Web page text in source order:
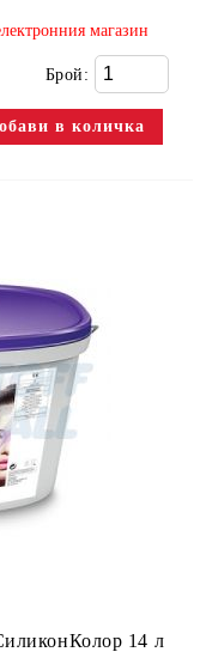
магазин
Брой:
14 л